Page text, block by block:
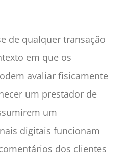
de qualquer transação
em que os
avaliar fisicamente
um prestador de
um
digitais funcionam
dos clientes